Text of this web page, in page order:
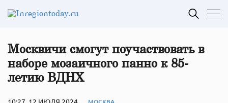
Москвичи смогут поучаствовать в
наборе мозаичного панно к 85-
летию ВДНХ